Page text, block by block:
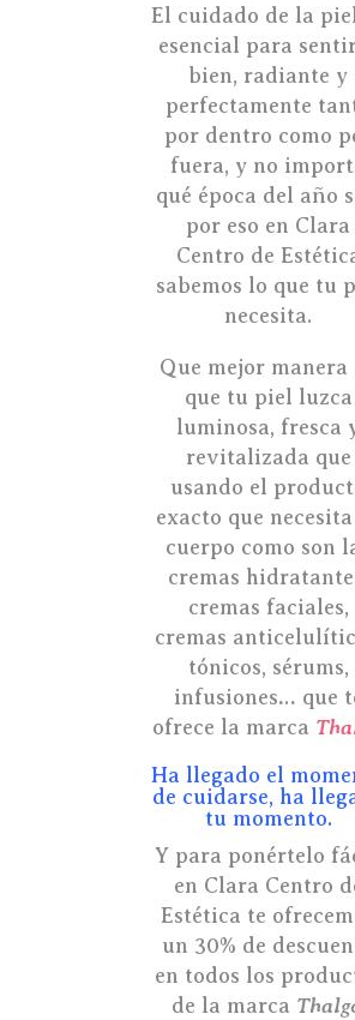
El cuidado de la
esencial para
bien, radiante y
perfectamente
por dentro como
fuera, y no
qué época del año
por eso en Clara
Centro de
sabemos lo que tu
necesita.
Que mejor manera
que tu piel luzca
luminosa, fresca
revitalizada que
usando el
exacto que
cuerpo como son
cremas
cremas faciales,
cremas
tónicos, sérums,
infusiones… que
ofrece la marca
Ha llegado el
de cuidarse, ha
tu momento.
Y para ponértelo
en Clara Centro
Estética te
un 30% de
en todos los
de la marca